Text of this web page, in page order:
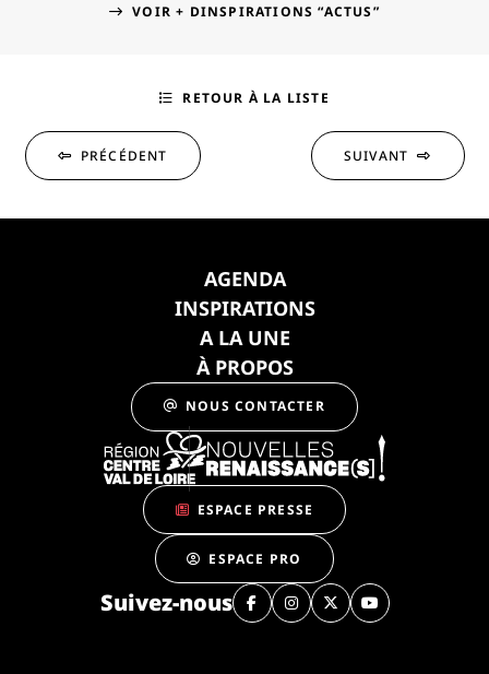
VOIR + DINSPIRATIONS “ACTUS”
PRÉCÉDENT
RETOUR À LA LISTE
SUIVANT
AGENDA
INSPIRATIONS
A LA UNE
À PROPOS
NOUS CONTACTER
ESPACE PRESSE
ESPACE PRO
Suivez-nous